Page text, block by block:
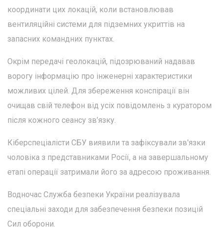
координати цих локацій, коли встановлював
вентиляційні системи для підземних укриттів на
запасних командних пунктах.
Окрім передачі геолокацій, підозрюваний надавав
ворогу інформацію про інженерні характеристики
можливих цілей. Для збереження конспірації він
очищав свій телефон від усіх повідомлень з куратором
після кожного сеансу зв’язку.
Кіберспеціалісти СБУ виявили та зафіксували зв'язки
чоловіка з представниками Росії, а на завершальному
етапі операції затримали його за адресою проживання.
Водночас Служба безпеки України реалізувала
спеціальні заходи для забезпечення безпеки позицій
Сил оборони.